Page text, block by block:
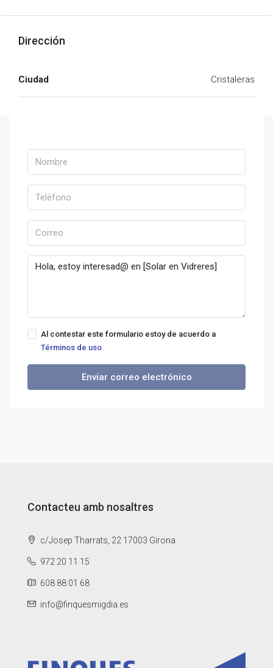
Dirección
Ciudad Cristaleras
Al contestar este formulario estoy de acuerdo a
Términos de uso
Enviar correo electrónico
Contacteu amb nosaltres
c/Josep Tharrats, 22 17003 Girona
972 20 11 15
608 88 01 68
info@finquesmigdia.es